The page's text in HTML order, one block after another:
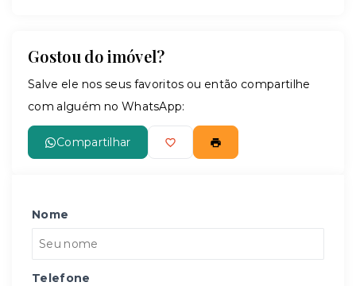
Gostou do imóvel?
Salve ele nos seus favoritos ou então compartilhe
com alguém no WhatsApp:
Compartilhar
Nome
Telefone